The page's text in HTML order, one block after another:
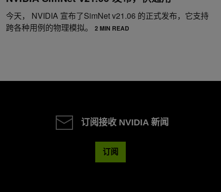
今天， NVIDIA 宣布了SimNet v21.06 的正式发布，它支持
跨各种用例的物理模拟。
2 MIN READ
订阅接收 NVIDIA 新闻
订阅